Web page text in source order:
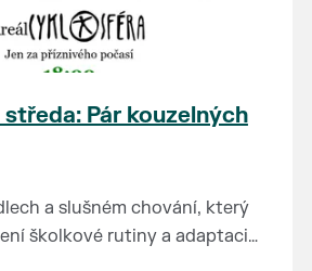
Pár kouzelných
a slušném chování, který
školkové rutiny a adaptaci